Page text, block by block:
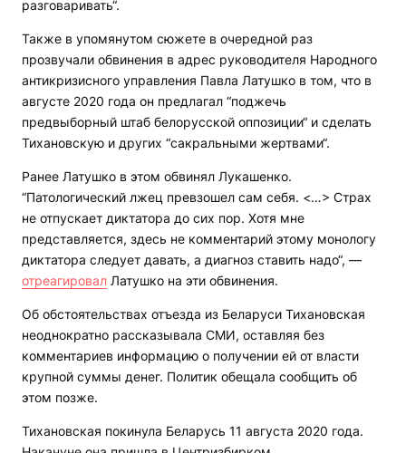
разговаривать“.
Также в упомянутом сюжете в очередной раз
прозвучали обвинения в адрес руководителя Народного
антикризисного управления Павла Латушко в том, что в
августе 2020 года он предлагал “поджечь
предвыборный штаб белорусской оппозиции“ и сделать
Тихановскую и других “сакральными жертвами“.
Ранее Латушко в этом обвинял Лукашенко.
“Патологический лжец превзошел сам себя. <…> Страх
не отпускает диктатора до сих пор. Хотя мне
представляется, здесь не комментарий этому монологу
диктатора следует давать, а диагноз ставить надо“, —
отреагировал Латушко на эти обвинения.
Об обстоятельствах отъезда из Беларуси Тихановская
неоднократно рассказывала СМИ, оставляя без
комментариев информацию о получении ей от власти
крупной суммы денег. Политик обещала сообщить об
этом позже.
Тихановская покинула Беларусь 11 августа 2020 года.